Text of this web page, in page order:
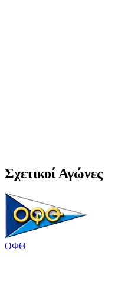
Σχετικοί Αγώνες
ΟΦΘ